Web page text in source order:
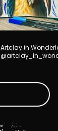
Artclay in